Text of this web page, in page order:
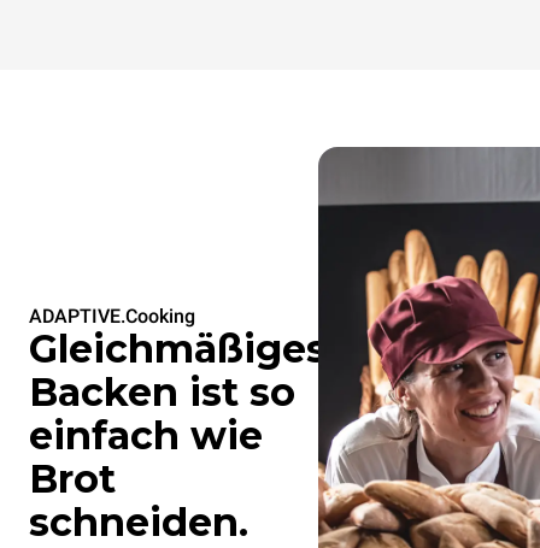
ADAPTIVE.Cooking
Gleichmäßiges
Backen ist so
einfach wie
Brot
schneiden.